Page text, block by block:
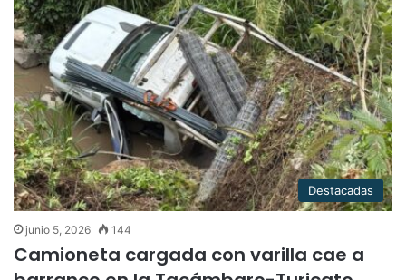
Destacadas
junio 5, 2026 144
Camioneta cargada con varilla cae a